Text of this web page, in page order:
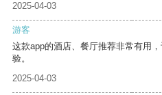
2025-04-03
游客
这款app的酒店、餐厅推荐非常有用
验。
2025-04-03